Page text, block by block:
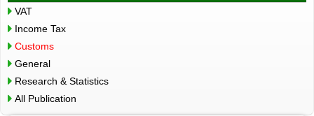
VAT
Income Tax
Customs
General
Research & Statistics
All Publication